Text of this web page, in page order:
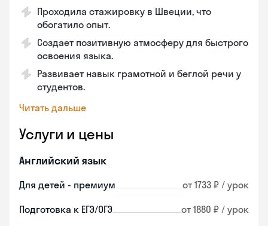
Проходила стажировку в Швеции, что
обогатило опыт.
Создает позитивную атмосферу для быстрого
освоения языка.
Развивает навык грамотной и беглой речи у
студентов.
Читать дальше
Услуги и цены
Английский язык
Для детей - премиум от 1733 ₽ / урок
Подготовка к ЕГЭ/ОГЭ от 1880 ₽ / урок